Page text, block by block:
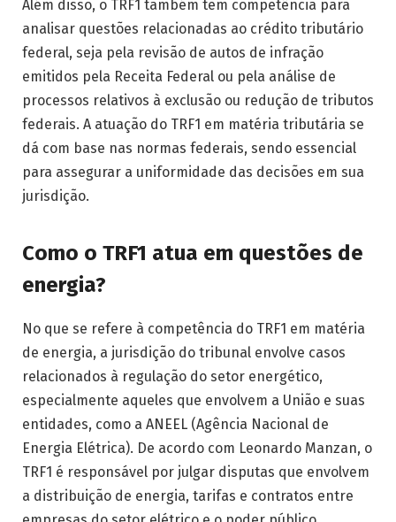
Além disso, o TRF1 também tem competência para
analisar questões relacionadas ao crédito tributário
federal, seja pela revisão de autos de infração
emitidos pela Receita Federal ou pela análise de
processos relativos à exclusão ou redução de tributos
federais. A atuação do TRF1 em matéria tributária se
dá com base nas normas federais, sendo essencial
para assegurar a uniformidade das decisões em sua
jurisdição.
Como o TRF1 atua em questões de
energia?
No que se refere à competência do TRF1 em matéria
de energia, a jurisdição do tribunal envolve casos
relacionados à regulação do setor energético,
especialmente aqueles que envolvem a União e suas
entidades, como a ANEEL (Agência Nacional de
Energia Elétrica). De acordo com Leonardo Manzan, o
TRF1 é responsável por julgar disputas que envolvem
a distribuição de energia, tarifas e contratos entre